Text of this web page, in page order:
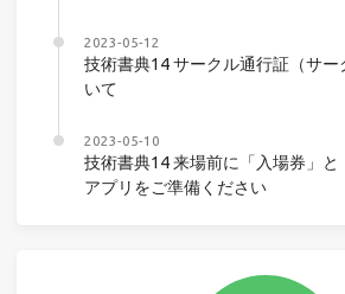
2023-05-12
技術書典14 サークル通行証（サー
いて
2023-05-10
技術書典14 来場前に「入場券」と
アプリをご準備ください